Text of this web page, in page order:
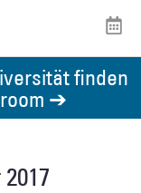
finden
➔